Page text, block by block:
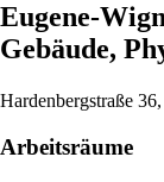
Eugene-
Gebäude,
Hardenbergstraße
Arbeitsräume